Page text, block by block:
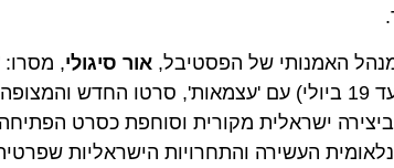
האמנותי של הפסטיבל,אור סיגולי, מסרו:
המהדורה ה-43 של פסטיבל הקולנוע הבינלאומי ירושלים (9 עד 19 ביולי) עם
ישראלית מקורית וסוחפת כסרט הפתיחה
העשירה והתחרויות הישראליות שפרטיהן